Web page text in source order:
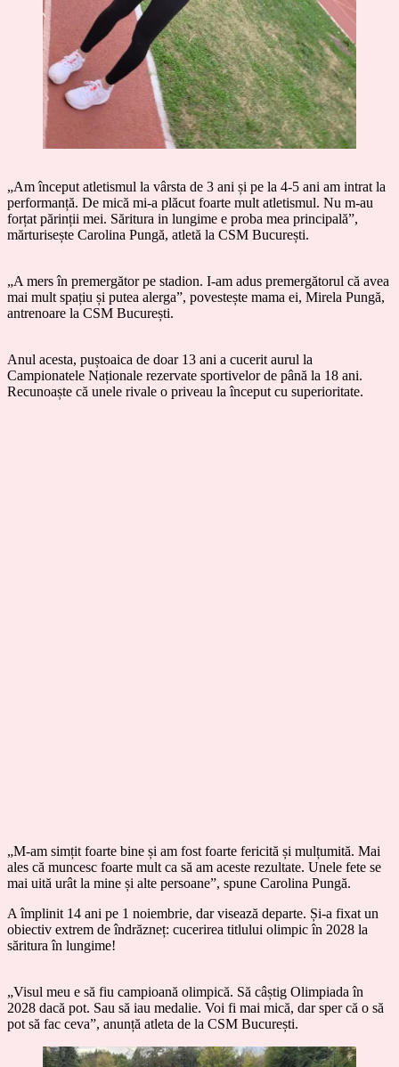
„Am început atletismul la vârsta de 3 ani și pe la 4-5 ani am intrat la
performanță. De mică mi-a plăcut foarte mult atletismul. Nu m-au
forțat părinții mei. Săritura in lungime e proba mea principală”,
mărturisește Carolina Pungă, atletă la CSM București.
„A mers în premergător pe stadion. I-am adus premergătorul că avea
mai mult spațiu și putea alerga”, povestește mama ei, Mirela Pungă,
antrenoare la CSM București.
Anul acesta, puștoaica de doar 13 ani a cucerit aurul la
Campionatele Naționale rezervate sportivelor de până la 18 ani.
Recunoaște că unele rivale o priveau la început cu superioritate.
„M-am simțit foarte bine și am fost foarte fericită și mulțumită. Mai
ales că muncesc foarte mult ca să am aceste rezultate. Unele fete se
mai uită urât la mine și alte persoane”, spune Carolina Pungă.
A împlinit 14 ani pe 1 noiembrie, dar visează departe. Și-a fixat un
obiectiv extrem de îndrăzneț: cucerirea titlului olimpic în 2028 la
săritura în lungime!
„Visul meu e să fiu campioană olimpică. Să câștig Olimpiada în
2028 dacă pot. Sau să iau medalie. Voi fi mai mică, dar sper că o să
pot să fac ceva”, anunță atleta de la CSM București.